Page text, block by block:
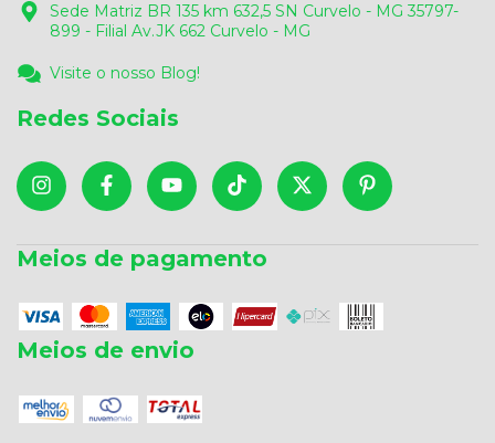
Sede Matriz BR 135 km 632,5 SN Curvelo - MG 35797-
899 - Filial Av.JK 662 Curvelo - MG
Visite o nosso Blog!
Redes Sociais
Meios de pagamento
Meios de envio